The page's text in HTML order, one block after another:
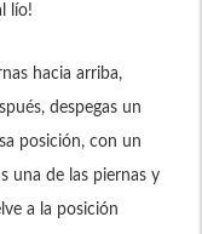
lío!
hacia arriba,
despegas un
posición, con un
una de las piernas y
a la posición